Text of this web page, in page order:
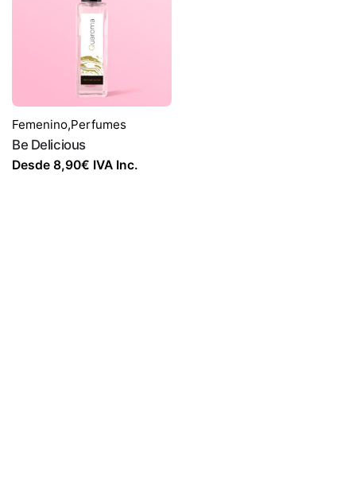
Femenino,Perfumes
Be Delicious
Desde 8,90€ IVA Inc.